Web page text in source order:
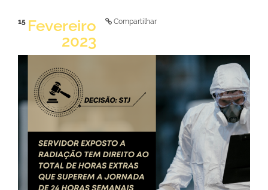
15 Fevereiro
2023
Compartilhar
LER NOTÍCIA